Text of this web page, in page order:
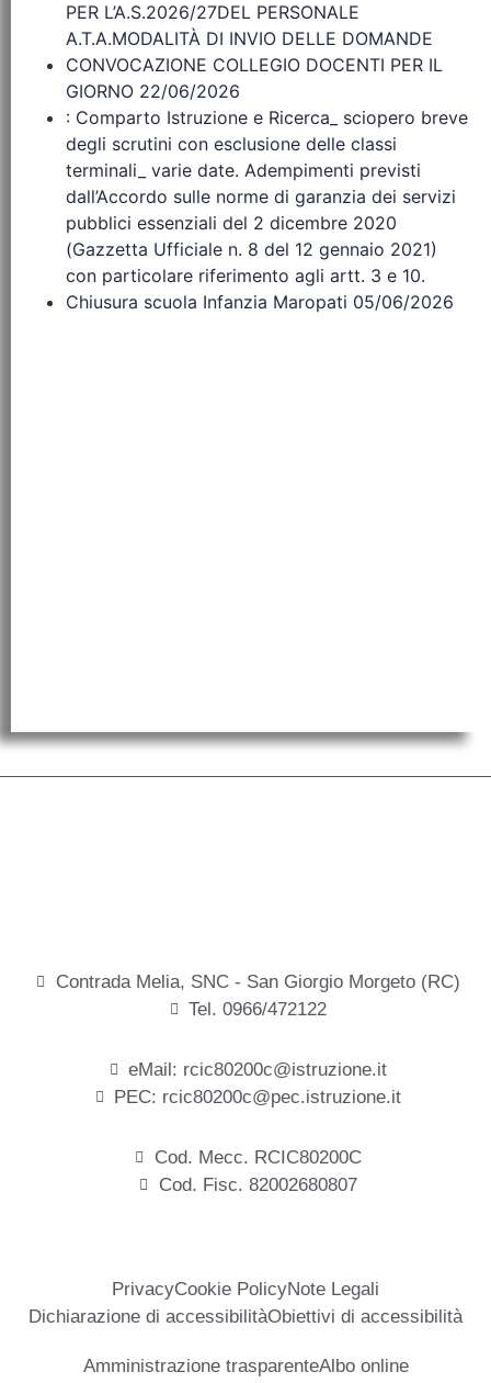
PER L’A.S.2026/27DEL PERSONALE
A.T.A.MODALITÀ DI INVIO DELLE DOMANDE
CONVOCAZIONE COLLEGIO DOCENTI PER IL
GIORNO 22/06/2026
: Comparto Istruzione e Ricerca_ sciopero breve
degli scrutini con esclusione delle classi
terminali_ varie date. Adempimenti previsti
dall’Accordo sulle norme di garanzia dei servizi
pubblici essenziali del 2 dicembre 2020
(Gazzetta Ufficiale n. 8 del 12 gennaio 2021)
con particolare riferimento agli artt. 3 e 10.
Chiusura scuola Infanzia Maropati 05/06/2026
Contrada Melia, SNC - San Giorgio Morgeto (RC)
Tel. 0966/472122
eMail: rcic80200c@istruzione.it
PEC: rcic80200c@pec.istruzione.it
Cod. Mecc. RCIC80200C
Cod. Fisc. 82002680807
PrivacyCookie PolicyNote Legali
Dichiarazione di accessibilitàObiettivi di accessibilità
Amministrazione trasparenteAlbo online